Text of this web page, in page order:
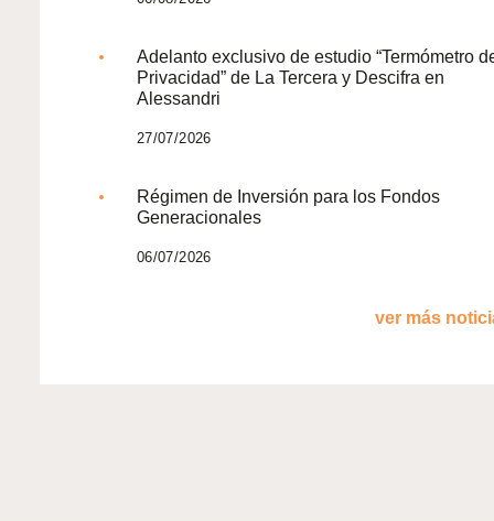
Adelanto exclusivo de estudio “Termómetro
Privacidad” de La Tercera y Descifra en
Alessandri
27/07/2026
Régimen de Inversión para los Fondos
Generacionales
06/07/2026
ver más